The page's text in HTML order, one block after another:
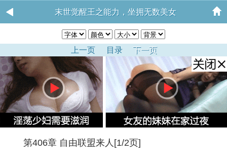
末世觉醒王之能力，坐拥无数美女
上一页 目录 下一页
第406章 自由联盟来人[1/2页]